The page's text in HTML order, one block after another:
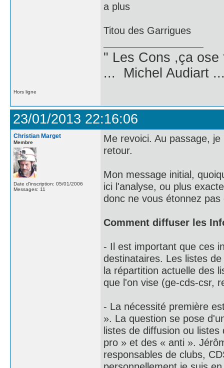
a plus
Titou des Garrigues
" Les Cons ,ça
... Michel Audiart
Hors ligne
23/01/2013 22:16:06
Christian Marget
Membre
Date d'inscription: 05/01/2006
Messages: 11
Me revoici. Au passage,
retour.
Mon message initial,
ici l'analyse, ou plus
donc ne vous étonnez
Comment diffuser les
- Il est important que ces
destinataires. Les listes
la répartition actuelle des
que l'on vise (ge-cds-csr,
- La nécessité première
». La question se pose
listes de diffusion ou
pro » et des « anti ».
responsables de clubs,